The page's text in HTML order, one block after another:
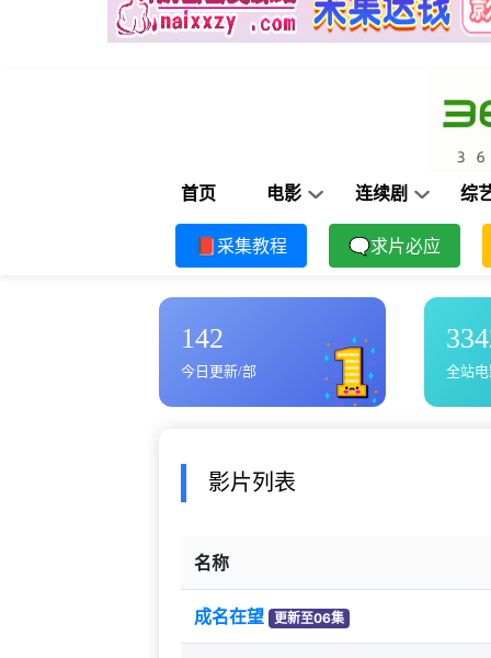
首页 电影 连续剧 综
📕采集教程 🗨求片必应
142
今日更新/部 全站电
影片列表
名称
成名在望 更新至06集